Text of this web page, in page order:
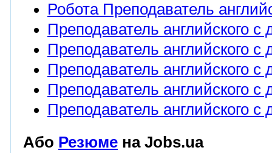
Робота Преподаватель
Преподаватель английского с
Преподаватель английского с
Преподаватель английского с
Преподаватель английского с
Преподаватель английского с
Або Резюме на Jobs.ua